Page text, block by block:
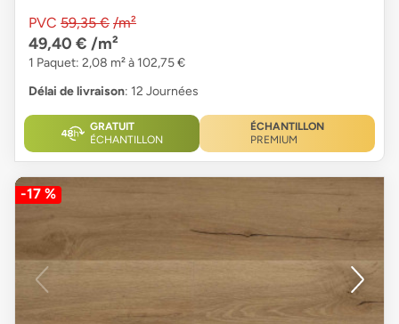
PVC 59,35 € /m²
49,40 € /m²
1 Paquet: 2,08 m² à 102,75 €
Délai de livraison: 12 Journées
GRATUIT
ÉCHANTILLON
ÉCHANTILLON
PREMIUM
-17 %